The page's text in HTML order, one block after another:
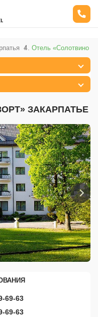
ЗАКАРПАТЬЕ
Отель «Солотвино
69-63
69-63